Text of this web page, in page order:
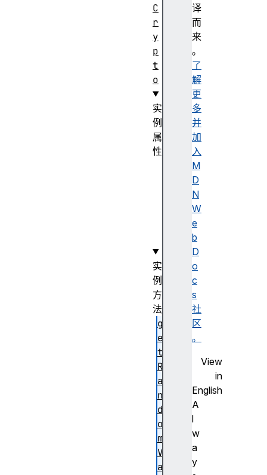
译
而
来
。
了
解
更
多
并
加
入
M
D
N
W
e
b
D
o
c
s
社
区
。
View
in
English
A
l
w
a
y
C
r
y
p
t
o
实
例
属
性
实
例
方
法
g
e
t
R
a
n
d
o
m
V
a